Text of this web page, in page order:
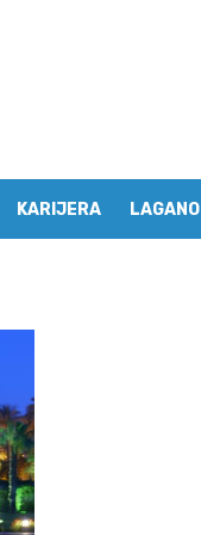
KARIJERA LAGANO